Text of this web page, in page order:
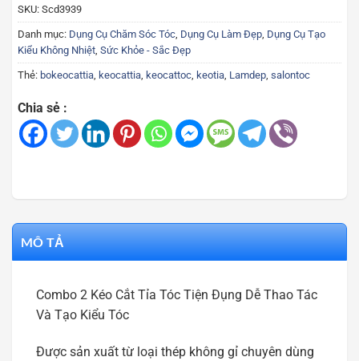
SKU: Scd3939
Danh mục: Dụng Cụ Chăm Sóc Tóc, Dụng Cụ Làm Đẹp, Dụng Cụ Tạo
Kiểu Không Nhiệt, Sức Khỏe - Sắc Đẹp
Thẻ: bokeocattia, keocattia, keocattoc, keotia, Lamdep, salontoc
Chia sẻ :
MÔ TẢ
Combo 2 Kéo Cắt Tỉa Tóc Tiện Đụng Dễ Thao Tác
Và Tạo Kiểu Tóc
Được sản xuất từ loại thép không gỉ chuyên dùng